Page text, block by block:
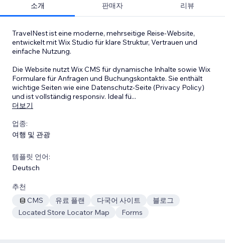
소개 판매자 리뷰
TravelNest ist eine moderne, mehrseitige Reise-Website,
entwickelt mit Wix Studio für klare Struktur, Vertrauen und
einfache Nutzung.
Die Website nutzt Wix CMS für dynamische Inhalte sowie Wix
Formulare für Anfragen und Buchungskontakte. Sie enthält
wichtige Seiten wie eine Datenschutz-Seite (Privacy Policy)
und ist vollständig responsiv. Ideal fü...
더보기
업종:
여행 및 관광
템플릿 언어:
Deutsch
추천
CMS
유료 플랜 다국어 사이트
블로그
Located Store Locator Map
Forms